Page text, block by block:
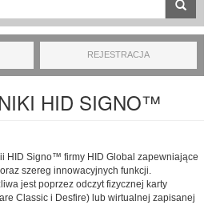
REJESTRACJA
HID SIGNO™
HID Signo™ firmy HID Global zapewniające
szereg innowacyjnych funkcji.
jest poprzez odczyt fizycznej karty
Classic i Desfire) lub wirtualnej zapisanej